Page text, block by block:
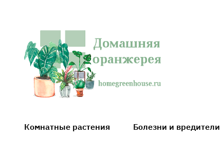
Домашняя
оранжерея
Комнатные растения Болезни и вредители